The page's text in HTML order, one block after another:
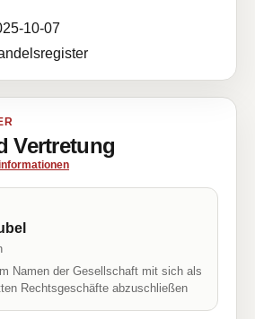
10-07
Vertretung
Namen der Gesellschaft mit sich als
Rechtsgeschäfte abzuschließen